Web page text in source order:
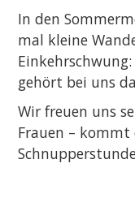
In den
mal kleine
gehört bei uns
Wir freuen uns
Frauen –